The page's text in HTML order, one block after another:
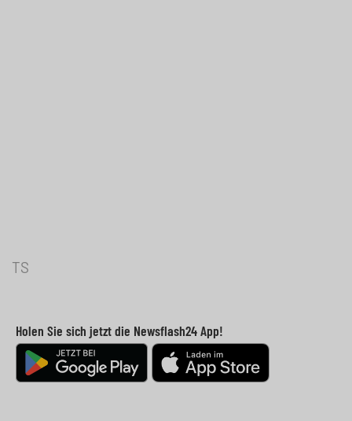
TS
Holen Sie sich jetzt die Newsflash24 App!